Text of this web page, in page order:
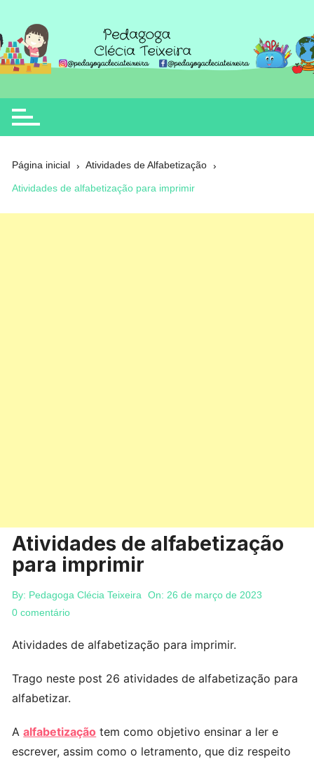
o
conteúdo
Clécia Teixeira
educação
Página inicial Atividades de Alfabetização
Atividades de alfabetização para imprimir
Atividades de alfabetização
para imprimir
By: Pedagoga Clécia Teixeira On: 26 de março de 2023
0 comentário
Atividades de alfabetização para imprimir.
Trago neste post 26 atividades de alfabetização para
alfabetizar.
Aalfabetização tem como objetivo ensinar a ler e
escrever, assim como o letramento, que diz respeito